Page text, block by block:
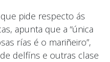
pide respecto ás
apunta que a “única
rías é o mariñeiro”,
delfíns e outras clase